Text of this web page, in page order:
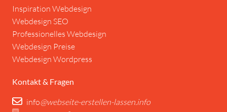
Inspiration Webdesign
Webdesign SEO
Professionelles Webdesign
Webdesign Preise
Webdesign Wordpress
Kontakt & Fragen
info@webseite-erstellen-lassen.info